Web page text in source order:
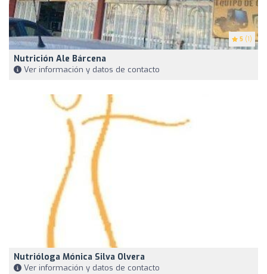
5 (1)
Nutrición Ale Bárcena
Ver información y datos de contacto
Nutrióloga Mónica Silva Olvera
Ver información y datos de contacto